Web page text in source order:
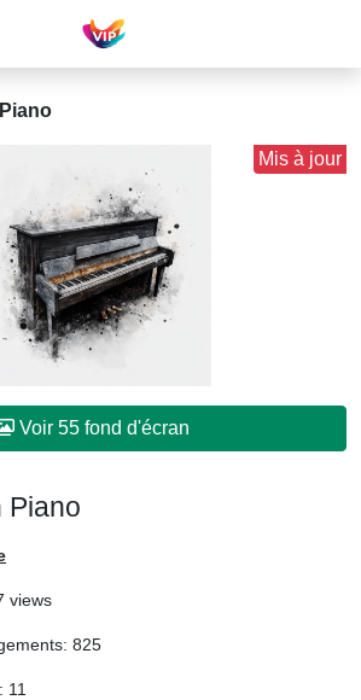
Piano
Mis à jour
Voir 55 fond d'écran
Piano
views
825
11